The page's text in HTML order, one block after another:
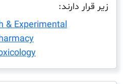
دارند:
& Experimental
& Pharmacy
& Toxicology